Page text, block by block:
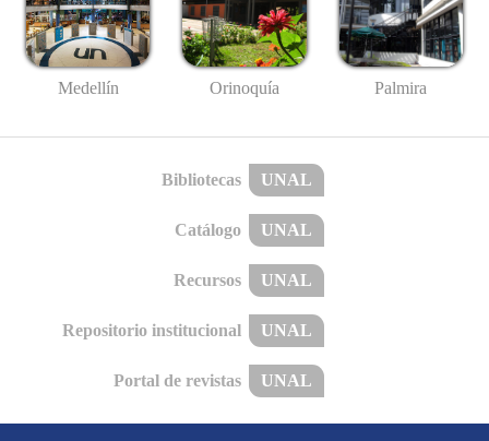
Medellín Orinoquía Palmira
Bibliotecas UNAL
Catálogo UNAL
Recursos UNAL
Repositorio institucional UNAL
Portal de revistas UNAL